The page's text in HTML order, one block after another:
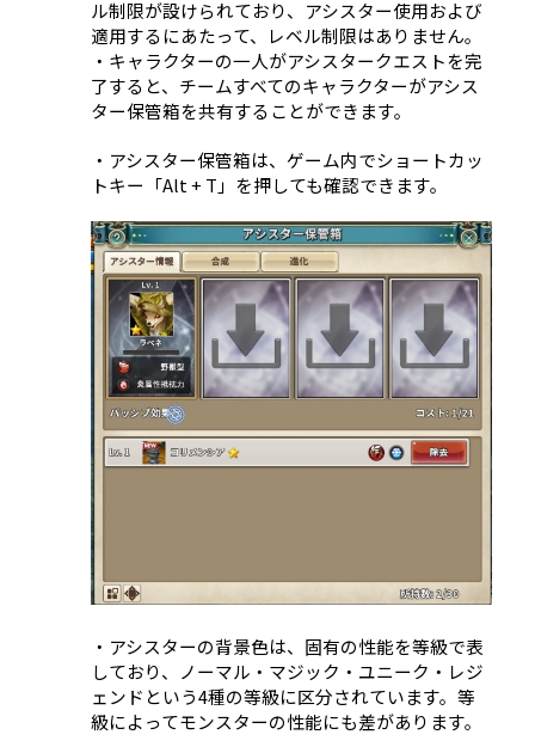
ル制限が設けられており、アシスター使用および
適用するにあたって、レベル制限はありません。
・キャラクターの一人がアシスタークエストを完
了すると、チームすべてのキャラクターがアシス
ター保管箱を共有することができます。
・アシスター保管箱は、ゲーム内でショートカッ
トキー「Alt + T」を押しても確認できます。
・アシスターの背景色は、固有の性能を等級で表
しており、ノーマル・マジック・ユニーク・レジ
ェンドという4種の等級に区分されています。等
級によってモンスターの性能にも差があります。